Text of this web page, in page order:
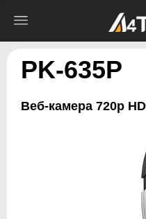
PK-635P
Веб-камера 720p HD